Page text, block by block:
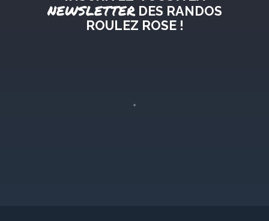
NEWSLETTERDES RANDOS
ROULEZ ROSE !